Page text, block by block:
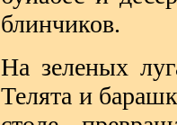
блинчиков.
На зеленых
Телята и